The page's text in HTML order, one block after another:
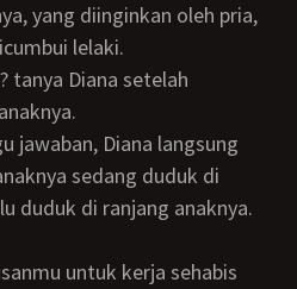
yang diinginkan oleh pria,
lelaki.
sedang duduk di
duduk di ranjang anaknya.